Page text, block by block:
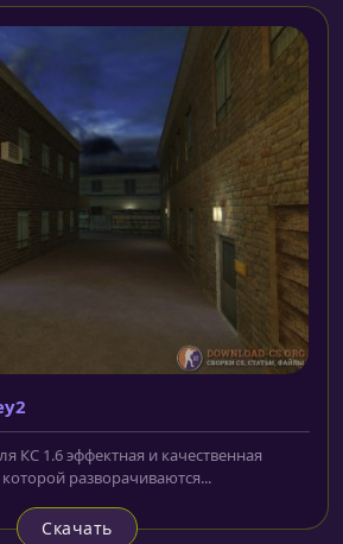
КС 1.6 эффектная и качественная
разворачиваются...
Скачать